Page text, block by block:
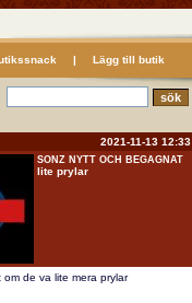
| Lägg till butik
2021-11-13 12:33
SONZ NYTT OCH BEGAGNAT
lite prylar
de va lite mera prylar